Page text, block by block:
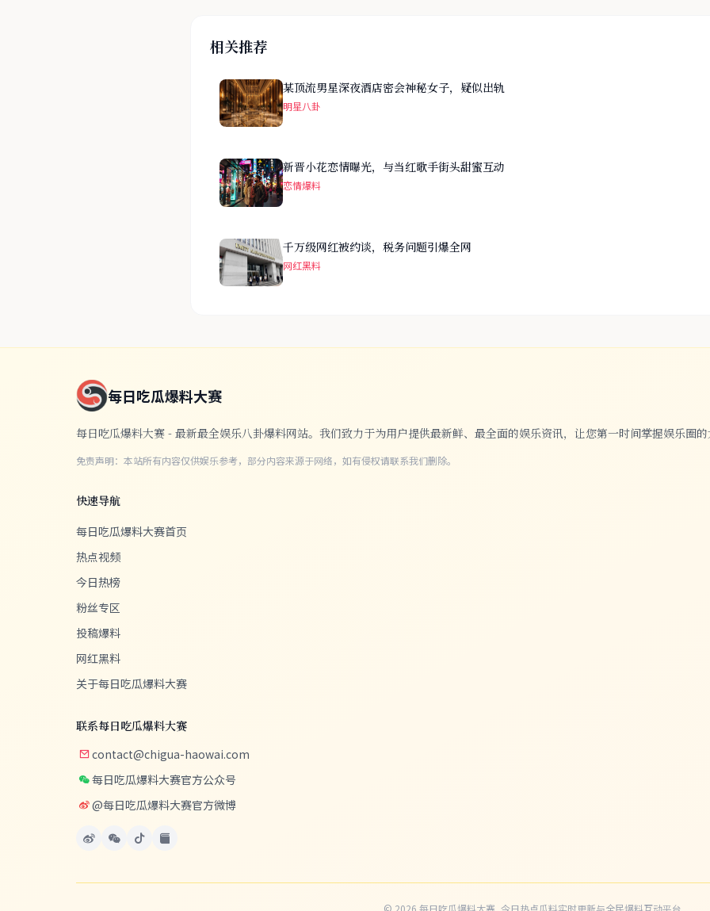
相关推荐
某顶流男星深夜酒店密会神秘女子，疑似出轨
明星八卦
新晋小花恋情曝光，与当红歌手街头甜蜜互动
恋情爆料
千万级网红被约谈，税务问题引爆全网
网红黑料
每日吃瓜爆料大赛
每日吃瓜爆料大赛 - 最新最全娱乐八卦爆料网站。我们致力于为用户提供最新鲜、最全面的娱乐资讯，让您第一时间掌握娱乐圈的
免责声明：本站所有内容仅供娱乐参考，部分内容来源于网络，如有侵权请联系我们删除。
快速导航
每日吃瓜爆料大赛首页
热点视频
今日热榜
粉丝专区
投稿爆料
网红黑料
关于每日吃瓜爆料大赛
联系每日吃瓜爆料大赛
contact@chigua-haowai.com
每日吃瓜爆料大赛官方公众号
@每日吃瓜爆料大赛官方微博